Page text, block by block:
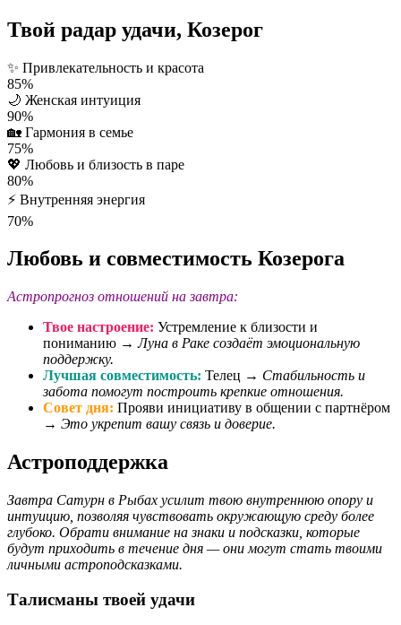
Твой радар удачи, Козерог
✨ Привлекательность и красота
85%
🌙 Женская интуиция
90%
🏡 Гармония в семье
75%
💖 Любовь и близость в паре
80%
⚡ Внутренняя энергия
70%
Любовь и совместимость Козерога
Астропрогноз отношений на завтра:
Твое настроение: Устремление к близости и
пониманию →Луна в Раке создаёт эмоциональную
поддержку.
Лучшая совместимость: Телец → Стабильность и
забота помогут построить крепкие отношения.
Совет дня: Прояви инициативу в общении с партнёром
→ Это укрепит вашу связь и доверие.
Астроподдержка
Завтра Сатурн в Рыбах усилит твою внутреннюю опору и
интуицию, позволяя чувствовать окружающую среду более
глубоко. Обрати внимание на знаки и подсказки, которые
будут приходить в течение дня — они могут стать твоими
личными астроподсказками.
Талисманы твоей удачи